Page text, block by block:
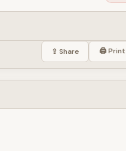
⇪ Share 🖨 Print